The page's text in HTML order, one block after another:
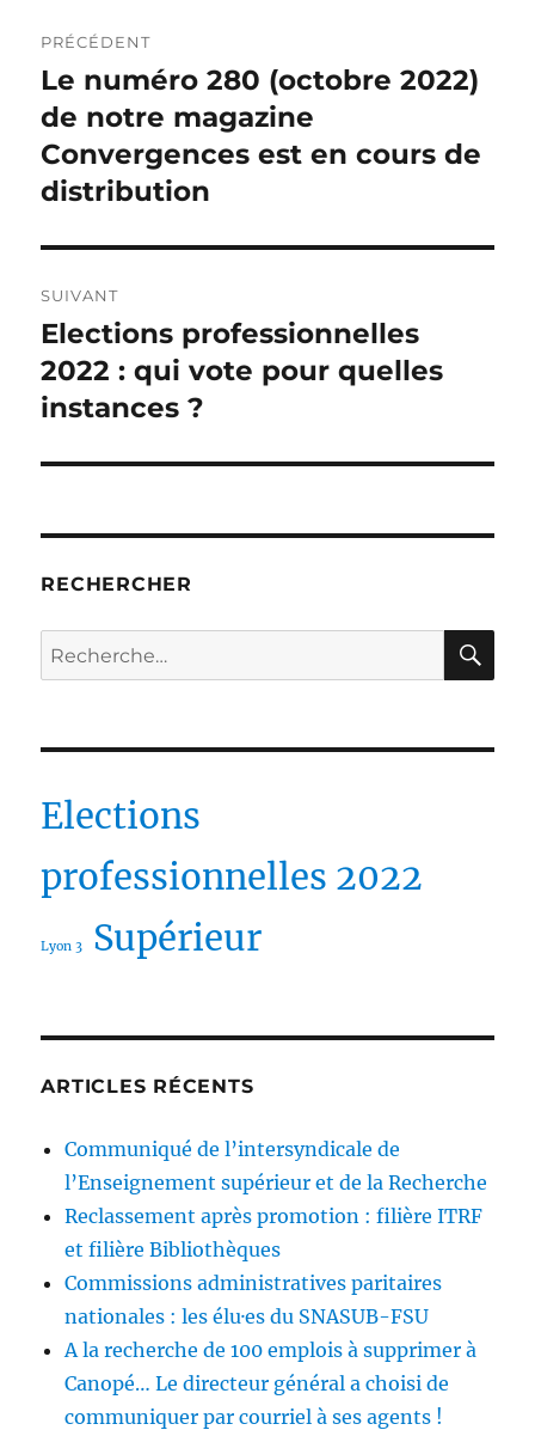
de
l’article
PRÉCÉDENT
Publication
précédente :
Le numéro 280 (octobre 2022)
de notre magazine
Convergences est en cours de
distribution
SUIVANT
Publication
suivante :
Elections professionnelles
2022 : qui vote pour quelles
instances ?
RECHERCHER
Recherche
pour :
Elections
professionnelles 2022
Lyon 3 Supérieur
ARTICLES RÉCENTS
Communiqué de l’intersyndicale de
l’Enseignement supérieur et de la Recherche
Reclassement après promotion : filière ITRF
et filière Bibliothèques
Commissions administratives paritaires
nationales : les élu·es du SNASUB-FSU
A la recherche de 100 emplois à supprimer à
Canopé… Le directeur général a choisi de
communiquer par courriel à ses agents !